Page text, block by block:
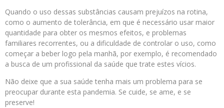
Quando o uso dessas substâncias causam prejuízos na rotina,
como o aumento de tolerância, em que é necessário usar maior
quantidade para obter os mesmos efeitos, e problemas
familiares recorrentes, ou a dificuldade de controlar o uso, como
começar a beber logo pela manhã, por exemplo, é recomendado
a busca de um profissional da saúde que trate estes vícios.
Não deixe que a sua saúde tenha mais um problema para se
preocupar durante esta pandemia. Se cuide, se ame, e se
preserve!